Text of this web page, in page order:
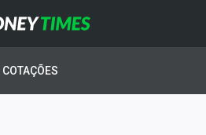
COTAÇÕES